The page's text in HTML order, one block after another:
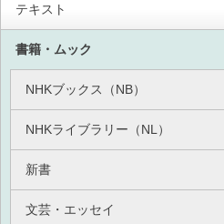
テキスト
書籍・ムック
NHKブックス（NB）
NHKライブラリー（NL）
新書
文芸・エッセイ